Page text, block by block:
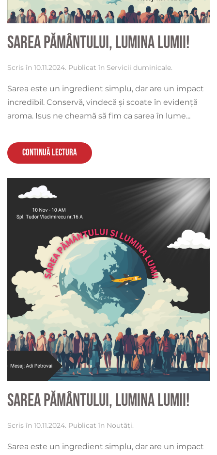
Sarea pământului, lumina lumii!
Scris în 10.11.2024. Publicat în Servicii duminicale.
Sarea este un ingredient simplu, dar are un impact
incredibil. Conservă, vindecă și scoate în evidență
aroma. Isus ne cheamă să fim ca sarea în lume...
Continuă lectura
Sarea pământului, lumina lumii!
Scris în 10.11.2024. Publicat în Noutăți.
Sarea este un ingredient simplu, dar are un impact